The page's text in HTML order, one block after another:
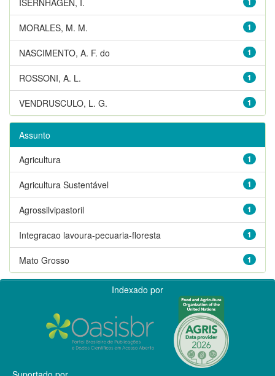
1
MORALES, M. M.
1
NASCIMENTO, A. F. do
1
ROSSONI, A. L.
1
VENDRUSCULO, L. G.
Assunto
1
Agricultura
1
Agricultura Sustentável
1
Agrossilvipastoril
1
Integracao lavoura-pecuaria-floresta
1
Mato Grosso
Indexado por